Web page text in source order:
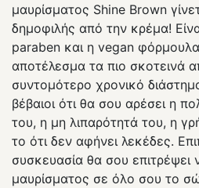
μαυρίσματος Shine Brown
δημοφιλής από την κρέμα!
paraben και η vegan
αποτέλεσμα τα πιο σκοτεινά
συντομότερο χρονικό
βέβαιοι ότι θα σου αρέσει η
του, η μη λιπαρότητά του, η
το ότι δεν αφήνει λεκέδες.
συσκευασία θα σου επιτρέψει
μαυρίσματος σε όλο σου το